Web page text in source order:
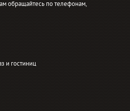
обращайтесь по телефонам,
и гостиниц